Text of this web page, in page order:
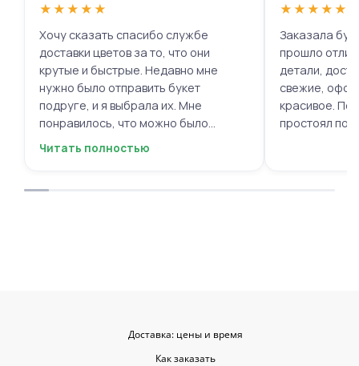
★★★★★
Хочу сказать спасибо службе
доставки цветов за то, что они
крутые и быстрые. Недавно мне
нужно было отправить букет
подруге, и я выбрала их. Мне
понравилось, что можно было
выбрать цветы и оформить заказ
время, и цветы были свежие и
Читать полностью
★★★★★
Заказала
прошло
детали,
свежие,
красивое.
простоял
Доставка: цены и время
Как заказать